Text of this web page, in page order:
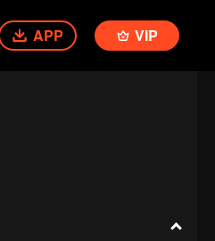
APP VIP